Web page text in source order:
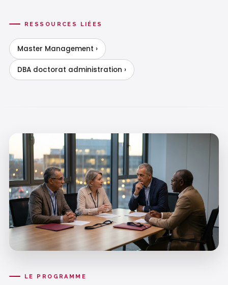
RESSOURCES LIÉES
Master Management ›
DBA doctorat administration ›
LE PROGRAMME